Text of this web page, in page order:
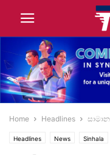
Home Headlines
Headlines News Sinhala